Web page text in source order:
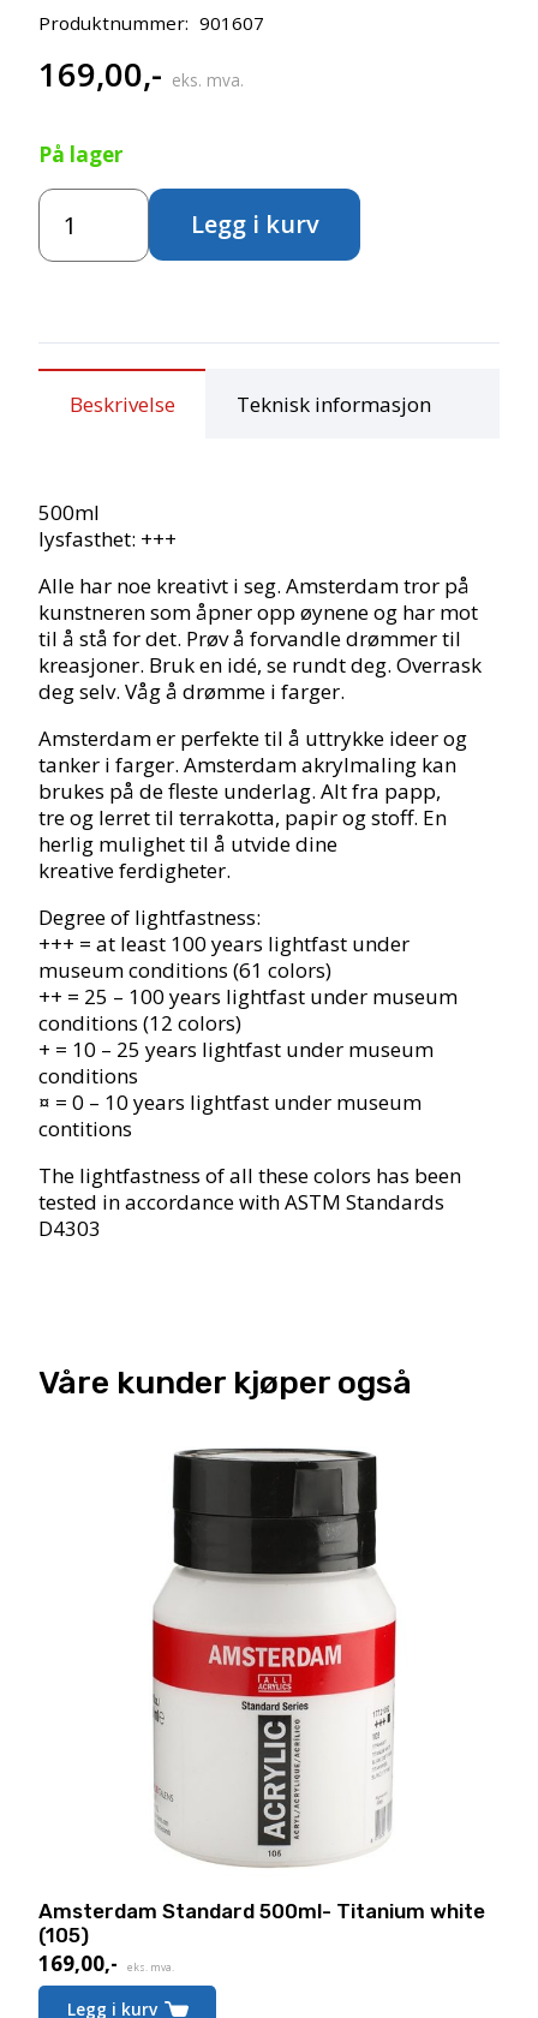
Produktnummer: 901607
169,00,- eks. mva.
På lager
Amsterdam
Standard
500ml
Legg i kurv
Beskrivelse Teknisk informasjon
500ml
lysfasthet: +++
Alle har noe kreativt i seg. Amsterdam tror på
kunstneren som åpner opp øynene og har mot
til å stå for det. Prøv å forvandle drømmer til
kreasjoner. Bruk en idé, se rundt deg. Overrask
deg selv. Våg å drømme i farger.
Amsterdam er perfekte til å uttrykke ideer og
tanker i farger. Amsterdam akrylmaling kan
brukes på de fleste underlag. Alt fra papp,
tre og lerret til terrakotta, papir og stoff. En
herlig mulighet til å utvide dine
kreative ferdigheter.
Degree of lightfastness:
+++ = at least 100 years lightfast under
museum conditions (61 colors)
++ = 25 – 100 years lightfast under museum
conditions (12 colors)
+ = 10 – 25 years lightfast under museum
conditions
¤ = 0 – 10 years lightfast under museum
contitions
The lightfastness of all these colors has been
tested in accordance with ASTM Standards
D4303
Våre kunder kjøper også
Amsterdam Standard 500ml- Titanium white
(105)
169,00,- eks. mva.
Legg i kurv